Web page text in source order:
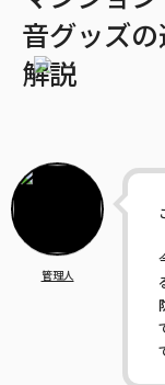
音グッズ
解説
管理人